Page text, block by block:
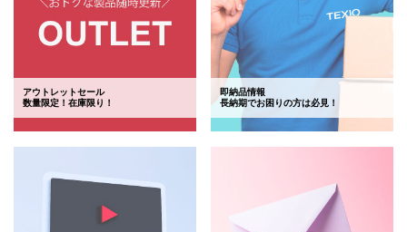
アウトレットセール
数量限定！在庫限り！
即納品情報
長納期でお困りの方は必見！